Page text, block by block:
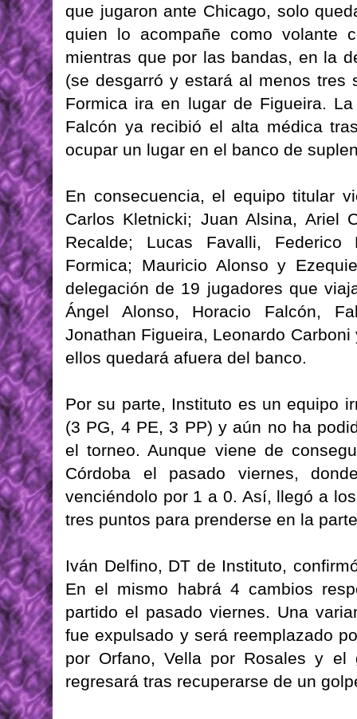
que jugaron ante Chicago, solo
quien lo acompañe como volante
mientras que por las bandas, en la
(se desgarró y estará al menos tres
Formica ira en lugar de Figueira.
Falcón ya recibió el alta médica
ocupar un lugar en el banco de
En consecuencia, el equipo titular
Carlos Kletnicki; Juan Alsina, Ariel
Recalde; Lucas Favalli, Federico
Formica; Mauricio Alonso y
delegación de 19 jugadores que
Ángel Alonso, Horacio Falcón,
Jonathan Figueira, Leonardo
ellos quedará afuera del banco.
Por su parte, Instituto es un equipo
(3 PG, 4 PE, 3 PP) y aún no ha
el torneo. Aunque viene de
Córdoba el pasado viernes,
venciéndolo por 1 a 0. Así, llegó a
tres puntos para prenderse en la
Iván Delfino, DT de Instituto,
En el mismo habrá 4 cambios
partido el pasado viernes. Una
fue expulsado y será reemplazado
por Orfano, Vella por Rosales y el
regresará tras recuperarse de un